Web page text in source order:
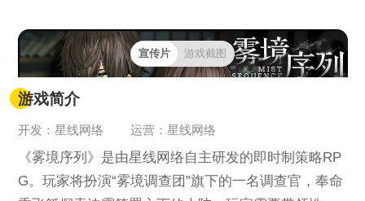
宣传片 游戏截图
游戏简介
开发：星线网络 运营：星线网络
《雾境序列》是由星线网络自主研发的即时制策略RP
G。玩家将扮演“雾境调查团”旗下的一名调查官，奉命